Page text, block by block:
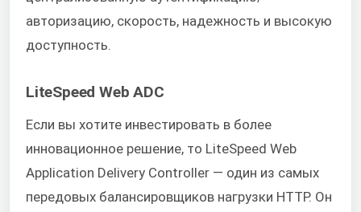
авторизацию, скорость, надежность и высокую
доступность.
LiteSpeed Web ADC
Если вы хотите инвестировать в более
инновационное решение, то LiteSpeed Web
Application Delivery Controller — один из самых
передовых балансировщиков нагрузки HTTP. Он